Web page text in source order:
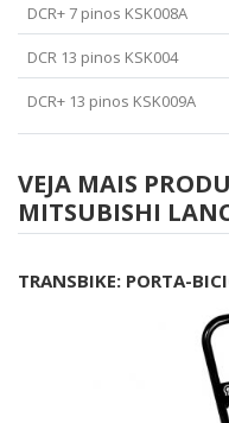
DCR+ 7 pinos KSK008A
DCR 13 pinos KSK004
DCR+ 13 pinos KSK009A
VEJA MAIS
MITSUBISHI
TRANSBIKE: PORTA-